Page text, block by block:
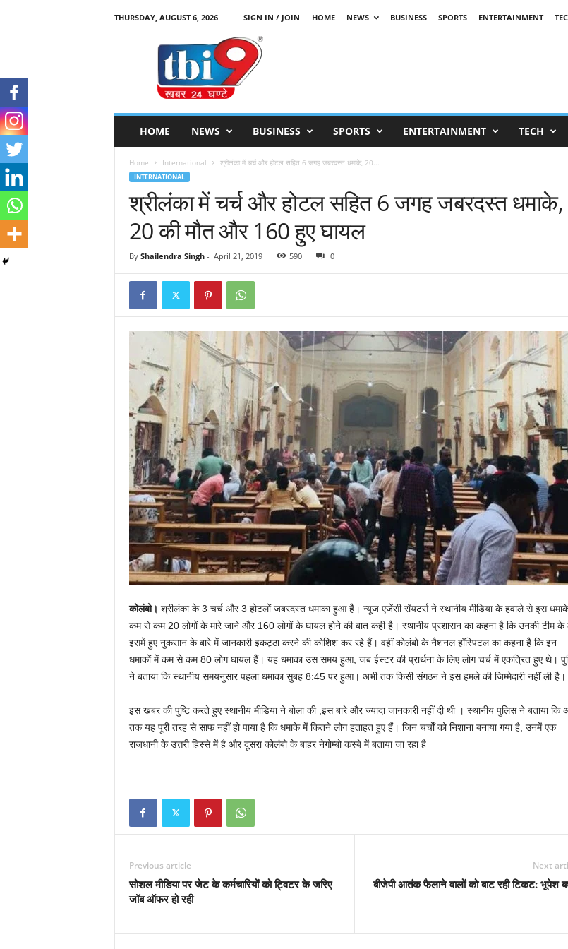
THURSDAY, AUGUST 6, 2026 SIGN IN / JOIN HOME NEWS BUSINESS SPORTS ENTERTAINMENT
HOME NEWS BUSINESS SPORTS ENTERTAINMENT TECH
Home International श्रीलंका में चर्च और होटल सहित 6 जगह जबरदस्त धमाके, 20...
INTERNATIONAL
श्रीलंका में चर्च और होटल सहित 6 जगह जबरदस्त धमाके,
20 की मौत और 160 हुए घायल
By Shailendra Singh- April 21, 2019 590 0
कोलंबो। श्रीलंका के 3 चर्च और 3 होटलों जबरदस्त धमाका हुआ है। न्यूज एजेंसी रॉयटर्स ने स्थानीय मीडिया के हवाले से इस
कम से कम 20 लोगों के मारे जाने और 160 लोगों के घायल होने की बात कही है। स्थानीय प्रशासन का कहना है कि उनकी टीम के
इसमें हुए नुकसान के बारे में जानकारी इकट्ठा करने की कोशिश कर रहे हैं। वहीं कोलंबो के नैशनल हॉस्पिटल का कहना है कि इन
धमाकों में कम से कम 80 लोग घायल हैं। यह धमाका उस समय हुआ, जब ईस्टर की प्रार्थना के लिए लोग चर्च में एकत्रित हुए थे।
ने बताया कि स्थानीय समयनुसार पहला धमाका सुबह 8:45 पर हुआ। अभी तक किसी संगठन ने इस हमले की जिम्मेदारी नहीं ली है।
इस खबर की पुष्टि करते हुए स्थानीय मीडिया ने बोला की ,इस बारे और ज्यादा जानकारी नहीं दी थी । स्थानीय पुलिस ने बताया कि
तक यह पूरी तरह से साफ नहीं हो पाया है कि धमाके में कितने लोग हताहत हुए हैं। जिन चर्चों को निशाना बनाया गया है, उनमें एक
राजधानी के उत्तरी हिस्से में है और दूसरा कोलंबो के बाहर नेगोम्बो कस्बे में बताया जा रहा है
Previous article
सोशल मीडिया पर जेट के कर्मचारियों को ट्विटर के जरिए
जॉब ऑफर हो रही
Next
बीजेपी आतंक फैलाने वालों को बाट रही टिकट: भूपेश